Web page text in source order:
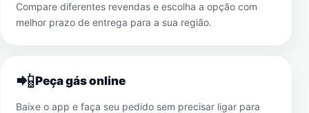
Compare diferentes revendas e escolha a opção com
melhor prazo de entrega para a sua região.
📲Peça gás online
Baixe o app e faça seu pedido sem precisar ligar para